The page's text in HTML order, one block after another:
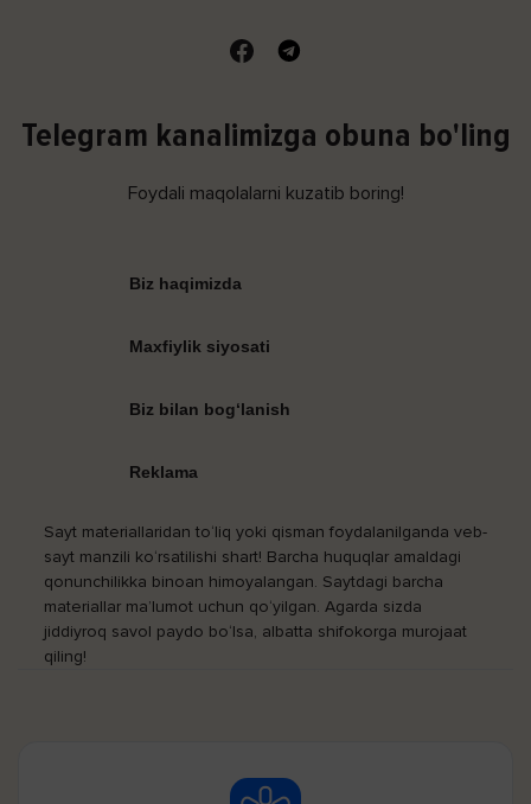
Telegram kanalimizga obuna bo'ling
Foydali maqolalarni kuzatib boring!
Biz haqimizda
Maxfiylik siyosati
Biz bilan bog‘lanish
Reklama
Sayt materiallaridan to‘liq yoki qisman foydalanilganda veb-
sayt manzili ko‘rsatilishi shart! Barcha huquqlar amaldagi
qonunchilikka binoan himoyalangan. Saytdagi barcha
materiallar ma’lumot uchun qo‘yilgan. Agarda sizda
jiddiyroq savol paydo bo‘lsa, albatta shifokorga murojaat
qiling!